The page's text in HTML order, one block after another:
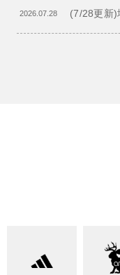
2026.07.28 (7/28更新)